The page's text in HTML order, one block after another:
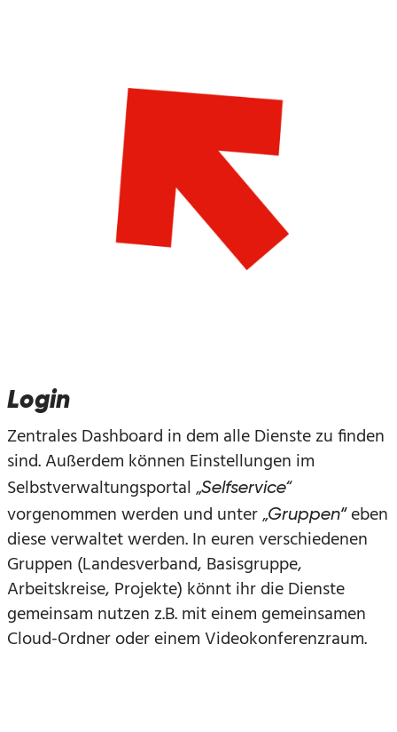
Login
Zentrales Dashboard in dem alle Dienste zu finden
sind. Außerdem können Einstellungen im
Selbstverwaltungsportal „Selfservice“
vorgenommen werden und unter „Gruppen“ eben
diese verwaltet werden. In euren verschiedenen
Gruppen (Landesverband, Basisgruppe,
Arbeitskreise, Projekte) könnt ihr die Dienste
gemeinsam nutzen z.B. mit einem gemeinsamen
Cloud-Ordner oder einem Videokonferenzraum.